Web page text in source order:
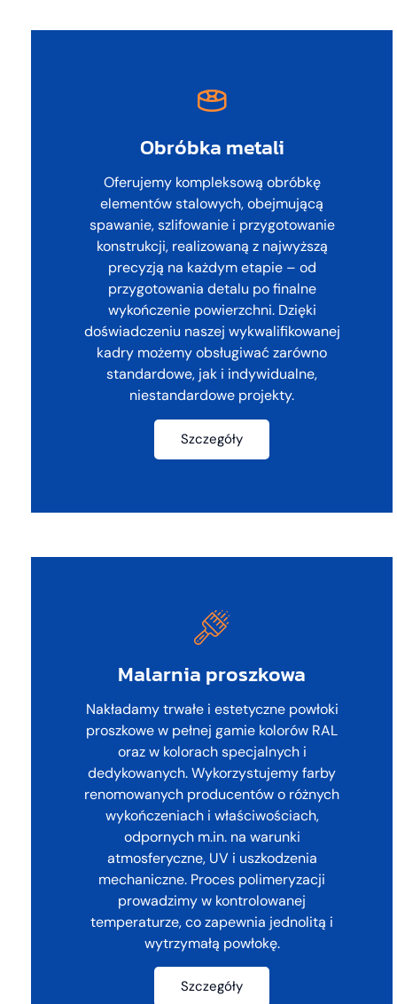
Obróbka metali
Oferujemy kompleksową obróbkę
elementów stalowych, obejmującą
spawanie, szlifowanie i przygotowanie
konstrukcji, realizowaną z najwyższą
precyzją na każdym etapie – od
przygotowania detalu po finalne
wykończenie powierzchni. Dzięki
doświadczeniu naszej wykwalifikowanej
kadry możemy obsługiwać zarówno
standardowe, jak i indywidualne,
niestandardowe projekty.
Szczegóły
Malarnia proszkowa
Nakładamy trwałe i estetyczne powłoki
proszkowe w pełnej gamie kolorów RAL
oraz w kolorach specjalnych i
dedykowanych. Wykorzystujemy farby
renomowanych producentów o różnych
wykończeniach i właściwościach,
odpornych m.in. na warunki
atmosferyczne, UV i uszkodzenia
mechaniczne. Proces polimeryzacji
prowadzimy w kontrolowanej
temperaturze, co zapewnia jednolitą i
wytrzymałą powłokę.
Szczegóły